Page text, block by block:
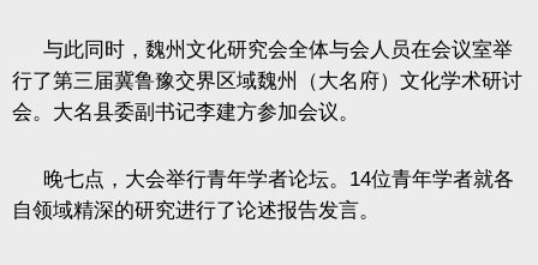
与此同时，魏州文化研究会全体与会人员在会议室举
行了第三届冀鲁豫交界区域魏州（大名府）文化学术研讨
会。大名县委副书记李建方参加会议。
晚七点，大会举行青年学者论坛。 14位青年学者就各
自领域精深的研究进行了论述报告发言。